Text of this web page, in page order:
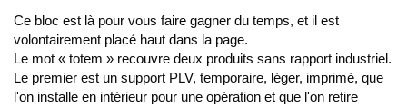
Ce bloc est là pour vous faire gagner du temps, et il est
volontairement placé haut dans la page.
Le mot « totem » recouvre deux produits sans rapport industriel.
Le premier est un support PLV, temporaire, léger, imprimé, que
l'on installe en intérieur pour une opération et que l'on retire